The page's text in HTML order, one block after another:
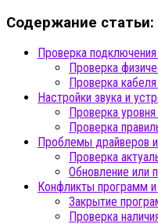
Содержание статьи:
Проверка
Проверка
Проверка
Настройки звука и
Проверка
Проверка
Проблемы драйверов
Проверка
Обновление или
Конфликты программ
Закрытие
Проверка